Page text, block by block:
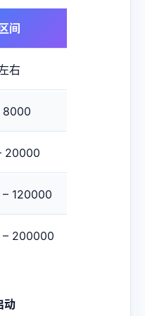
间
右
8000
20000
120000
200000
动